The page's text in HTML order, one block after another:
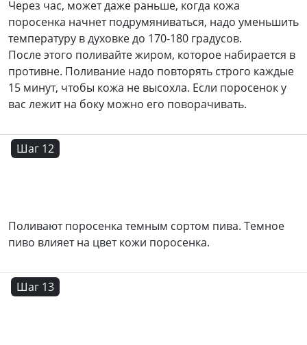
Через час, может даже раньше, когда кожа
поросенка начнет подрумяниваться, надо уменьшить
температуру в духовке до 170-180 градусов.
После этого поливайте жиром, которое набирается в
противне. Поливание надо повторять строго каждые
15 минут, чтобы кожа не высохла. Если поросенок у
вас лежит на боку можно его поворачивать.
Шаг 12
Поливают поросенка темным сортом пива. Темное
пиво влияет на цвет кожи поросенка.
Шаг 13